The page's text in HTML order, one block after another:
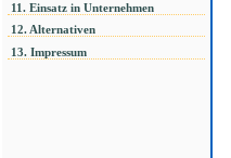
11. Einsatz in Unternehmen
12. Alternativen
13. Impressum